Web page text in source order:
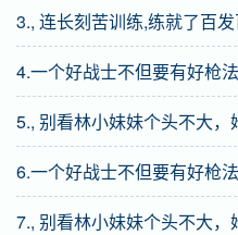
3., 连长刻苦训练,练就了百发
4.一个好战士不但要有好枪
5., 别看林小妹妹个头不大，
6.一个好战士不但要有好枪
7., 别看林小妹妹个头不大，